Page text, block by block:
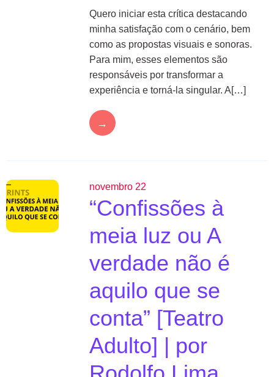
Quero iniciar esta crítica destacando
minha satisfação com o cenário, bem
como as propostas visuais e sonoras.
Para mim, esses elementos são
responsáveis por transformar a
experiência e torná-la singular. A[…]
→
novembro 22
“Confissões à
meia luz ou A
verdade não é
aquilo que se
conta” [Teatro
Adulto] | por